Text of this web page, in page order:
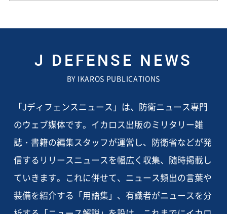
J DEFENSE NEWS
BY IKAROS PUBLICATIONS
「Jディフェンスニュース」は、防衛ニュース専門
のウェブ媒体です。イカロス出版のミリタリー雑
誌・書籍の編集スタッフが運営し、防衛省などが発
信するリリースニュースを幅広く収集、随時掲載し
ていきます。これに併せて、ニュース頻出の言葉や
装備を紹介する「用語集」、有識者がニュースを分